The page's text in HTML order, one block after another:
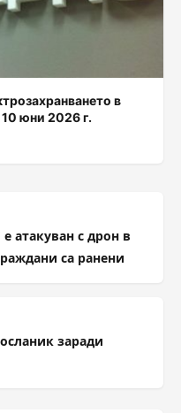
в
10 юни 2026 г.
атакуван с дрон в
са ранени
заради